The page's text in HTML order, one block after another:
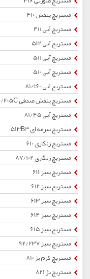
مستربچ بنفش 410
مستربچ آبی 411
مستربچ آبی 512
مستربچ آبی 511
مستربچ آبی 510
مستربچ آبی 81/160
مستربچ بنفش صدفی 90/205C
مستربچ آبی 81/45
مستربچ سرمه ای 513B3
مستربچ زنگاری 610
مستربچ زنگاری 87/102
مستربچ سبز 611
مستربچ سبز 612
مستربچ سبز 613
مستربچ سبز 614
مستربچ سبز 615
مستربچ سبز 92/237
مستربچ کرم بژ 810
مستربچ بژ 821